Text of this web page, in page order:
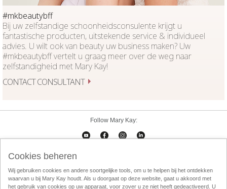
#mkbeautybff
Bij uw zelfstandige schoonheidsconsulente krijgt u
fantastische producten, uitstekende service & individueel
advies. U wilt ook van beauty uw business maken? Uw
#mkbeautybff vertelt u graag meer over de weg naar
zelfstandigheid met Mary Kay!
CONTACT CONSULTANT
Follow Mary Kay:
Cookies beheren Impressum
Gebruikersvorwaarden Privacy Policy Direktverkoop etische codec
Cookies beheren
Wij gebruiken cookies en andere soortgelijke tools, om u te helpen bij het ontdekken
waarvan u bij Mary Kay houdt. Als u doorgaat op deze website, gaat u akkoord met
het gebruik van cookies op uw apparaat, voor zover u ze niet heeft gedeactiveerd. U